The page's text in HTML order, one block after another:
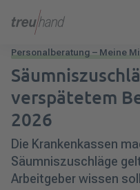
Personalberatung – Meine
verspätetem
2026
Die Krankenkassen
Säumniszuschläge
Arbeitgeber wissen